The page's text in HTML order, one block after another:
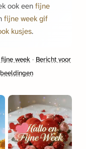
ook een fijne
fijne week gif
kusjes.
fijne week · Bericht voor